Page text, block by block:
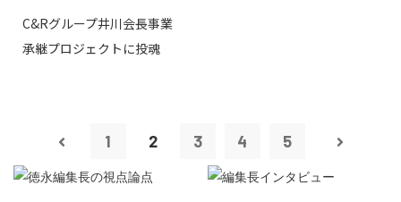
C&Rグループ井川会長事業
承継プロジェクトに投魂
1 2 3 4 5